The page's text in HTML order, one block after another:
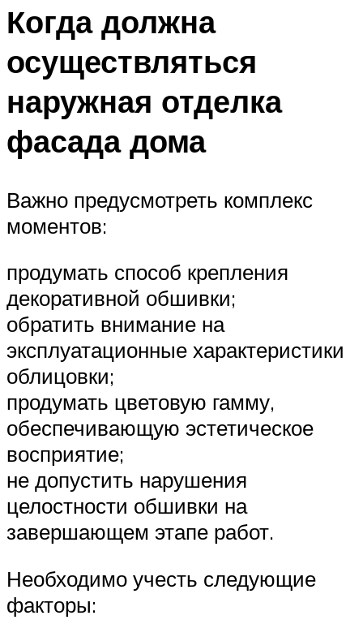
Когда должна
осуществляться
наружная отделка
фасада дома
Важно предусмотреть комплекс
моментов:
продумать способ крепления
декоративной обшивки;
обратить внимание на
эксплуатационные характеристики
облицовки;
продумать цветовую гамму,
обеспечивающую эстетическое
восприятие;
не допустить нарушения
целостности обшивки на
завершающем этапе работ.
Необходимо учесть следующие
факторы: